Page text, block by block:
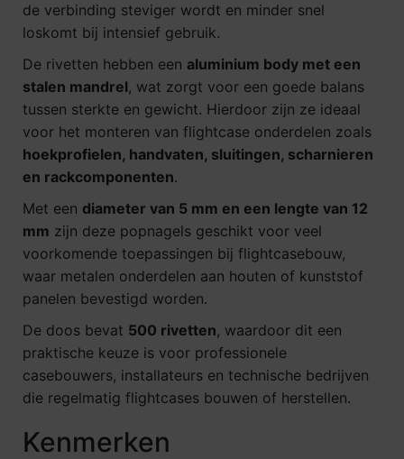
de verbinding steviger wordt en minder snel
loskomt bij intensief gebruik.
De rivetten hebben een aluminium body met een
stalen mandrel, wat zorgt voor een goede balans
tussen sterkte en gewicht. Hierdoor zijn ze ideaal
voor het monteren van flightcase onderdelen zoals
hoekprofielen, handvaten, sluitingen, scharnieren
en rackcomponenten.
Met een diameter van 5 mm en een lengte van 12
mm zijn deze popnagels geschikt voor veel
voorkomende toepassingen bij flightcasebouw,
waar metalen onderdelen aan houten of kunststof
panelen bevestigd worden.
De doos bevat 500 rivetten, waardoor dit een
praktische keuze is voor professionele
casebouwers, installateurs en technische bedrijven
die regelmatig flightcases bouwen of herstellen.
Kenmerken